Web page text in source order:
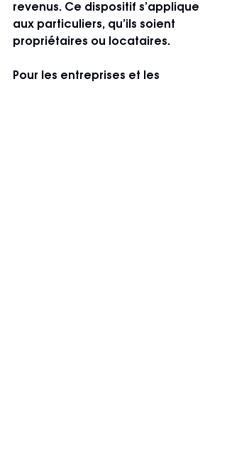
revenus. Ce dispositif s’applique
aux particuliers, qu’ils soient
propriétaires ou locataires.
Pour les entreprises et les